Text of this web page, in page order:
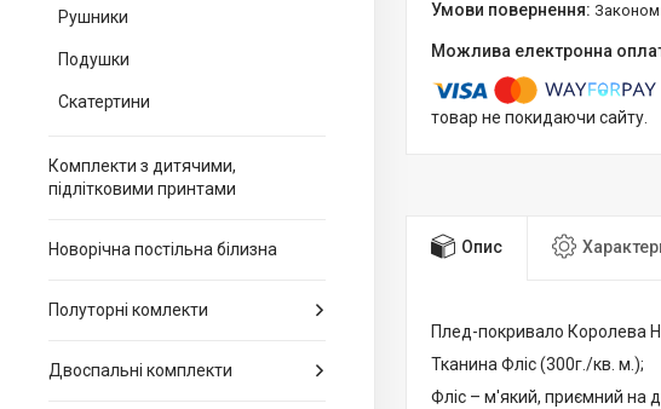
Рушники
Подушки
Скатертини
Комплекти з дитячими,
підлітковими принтами
Новорічна постільна білизна
Полуторні комлекти
Двоспальні комплекти
товар не покидаючи сайту.
Опис
Плед-покривало Королева
Тканина Фліс (300г./кв. м.);
Фліс – м'який, приємний на